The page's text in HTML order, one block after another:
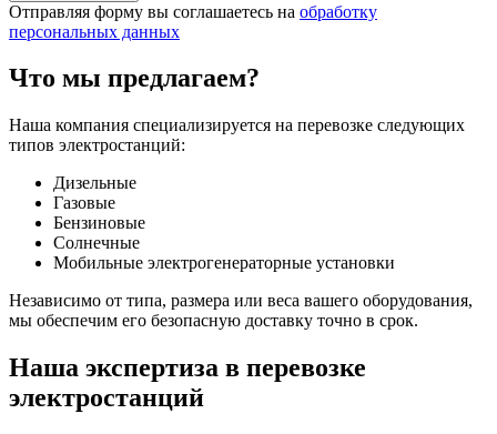
Отправляя форму вы соглашаетесь на обработку
персональных данных
Что мы предлагаем?
Наша компания специализируется на перевозке следующих
типов электростанций:
Дизельные
Газовые
Бензиновые
Солнечные
Мобильные электрогенераторные установки
Независимо от типа, размера или веса вашего оборудования,
мы обеспечим его безопасную доставку точно в срок.
Наша экспертиза в перевозке
электростанций